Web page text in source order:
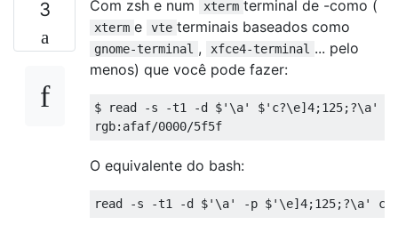
3 Com zsh e num xterm terminal de -como (
xterm e vte terminais baseados como
gnome-terminal , xfce4-terminal ... pelo
menos) que você pode fazer:
$ read -s -t1 -d $'\a' $'c?\e]4;125;?\a'
rgb: afaf/0000/5f5f
O equivalente do bash:
read -s -t1 -d $'\a' -p $'\e]4;125;?\a' c